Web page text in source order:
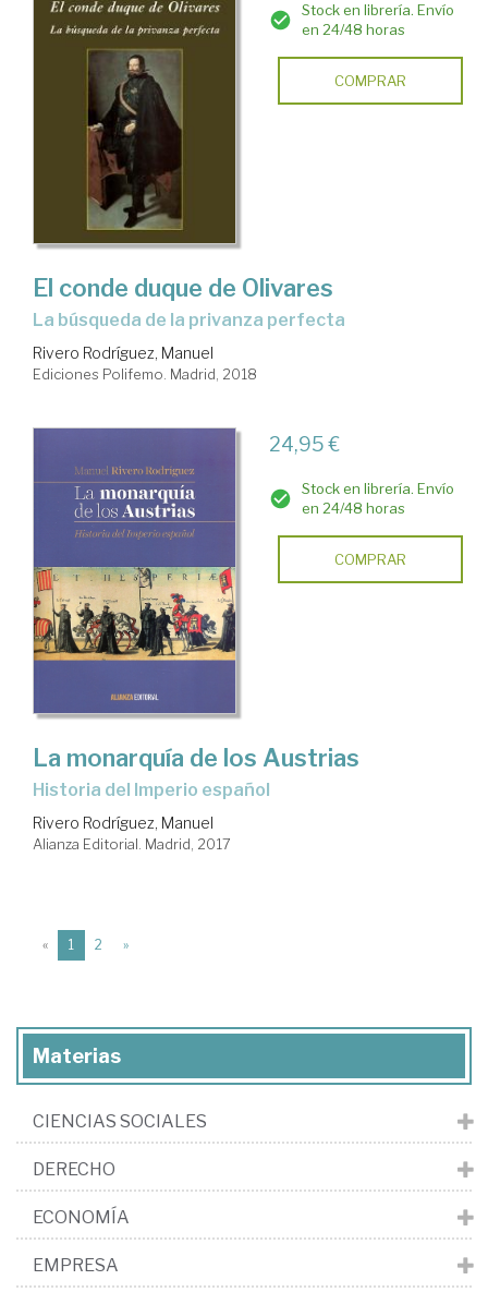
Stock en librería. Envío
en 24/48 horas
COMPRAR
El conde duque de Olivares
la búsqueda de la privanza perfecta
Rivero Rodríguez, Manuel
Ediciones Polifemo. Madrid, 2018
24,95 €
Stock en librería. Envío
en 24/48 horas
COMPRAR
La monarquía de los Austrias
historia del Imperio español
Rivero Rodríguez, Manuel
Alianza Editorial. Madrid, 2017
« 1 (current)
2 »
Materias
CIENCIAS SOCIALES
DERECHO
ECONOMÍA
EMPRESA